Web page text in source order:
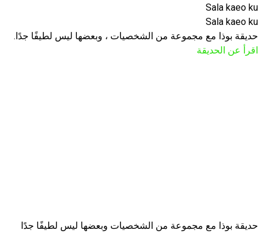
Sala kaeo ku
Sala kaeo ku
حديقة بوذا مع مجموعة من الشخصيات ، وبعضها ليس لطيفًا جدًا.
اقرأ عن الحديقة
حديقة بوذا مع مجموعة من الشخصيات وبعضها ليس لطيفًا جدًا